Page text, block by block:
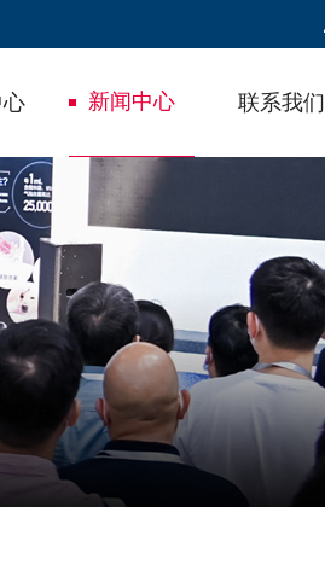
新闻中心 联系我们